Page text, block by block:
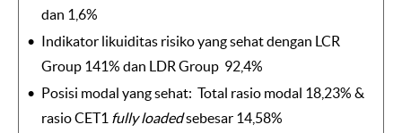
dan 1,6%
Indikator likuiditas risiko yang sehat dengan LCR
Group 141% dan LDR Group 92,4%
Posisi modal yang sehat: Total rasio modal 18,23% &
rasio CET1 fully loadedsebesar 14,58%